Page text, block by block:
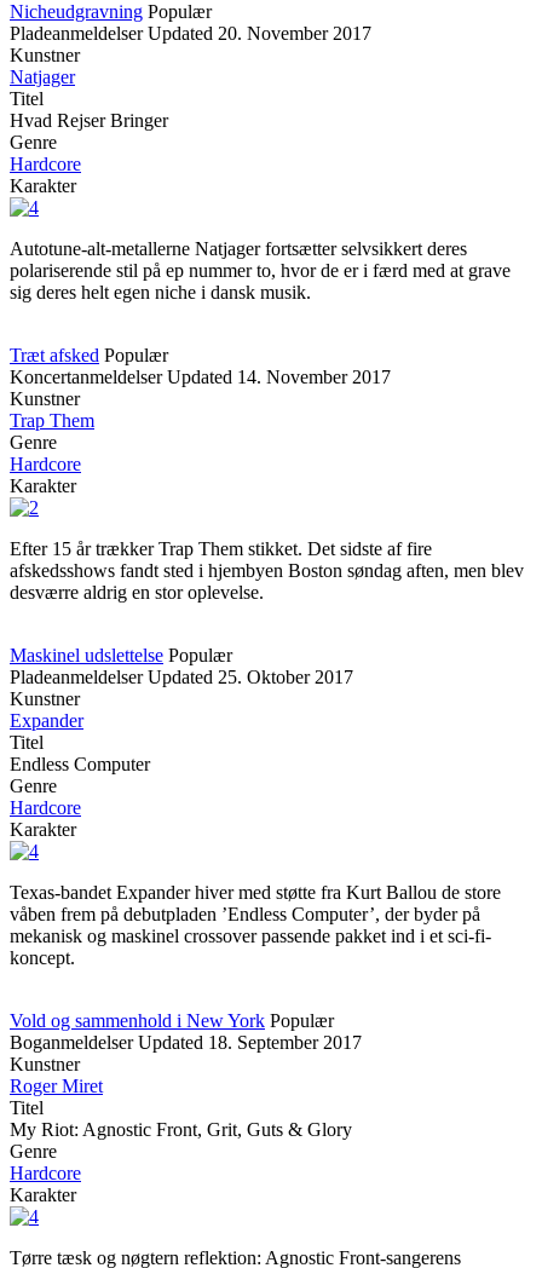
Nicheudgravning Populær
Pladeanmeldelser Updated 20. November 2017
Kunstner
Natjager
Titel
Hvad Rejser Bringer
Genre
Hardcore
Karakter
Autotune-alt-metallerne Natjager fortsætter selvsikkert deres
polariserende stil på ep nummer to, hvor de er i færd med at grave
sig deres helt egen niche i dansk musik.
Træt afsked Populær
Koncertanmeldelser Updated 14. November 2017
Kunstner
Trap Them
Genre
Hardcore
Karakter
Efter 15 år trækker Trap Them stikket. Det sidste af fire
afskedsshows fandt sted i hjembyen Boston søndag aften, men blev
desværre aldrig en stor oplevelse.
Maskinel udslettelse Populær
Pladeanmeldelser Updated 25. Oktober 2017
Kunstner
Expander
Titel
Endless Computer
Genre
Hardcore
Karakter
Texas-bandet Expander hiver med støtte fra Kurt Ballou de store
våben frem på debutpladen ’Endless Computer’, der byder på
mekanisk og maskinel crossover passende pakket ind i et sci-fi-
koncept.
Vold og sammenhold i New York Populær
Boganmeldelser Updated 18. September 2017
Kunstner
Roger Miret
Titel
My Riot: Agnostic Front, Grit, Guts & Glory
Genre
Hardcore
Karakter
Tørre tæsk og nøgtern reflektion: Agnostic Front-sangerens